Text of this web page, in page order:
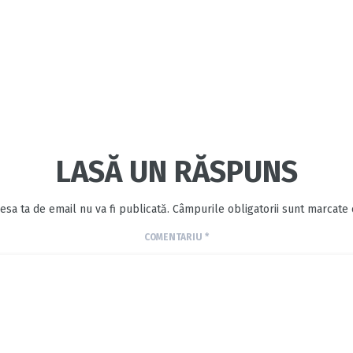
LASĂ UN RĂSPUNS
ta de email nu va fi publicată. Câmpurile obligatorii sunt marcate
COMENTARIU *